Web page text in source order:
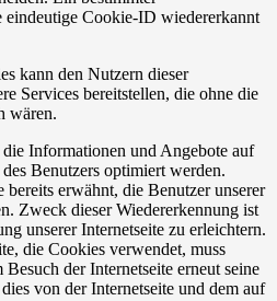
eindeutige Cookie-ID wiedererkannt
kann den Nutzern dieser
Services bereitstellen, die ohne die
wären.
Informationen und Angebote auf
Benutzers optimiert werden.
erwähnt, die Benutzer unserer
Zweck dieser Wiedererkennung ist
unserer Internetseite zu erleichtern.
die Cookies verwendet, muss
der Internetseite erneut seine
von der Internetseite und dem auf